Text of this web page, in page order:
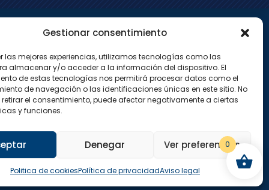
Gestionar consentimiento
las mejores experiencias, utilizamos tecnologías como las
almacenar y/o acceder a la información del dispositivo. El
de estas tecnologías nos permitirá procesar datos como el
de navegación o las identificaciones únicas en este sitio. No
el consentimiento, puede afectar negativamente a ciertas
y funciones.
Denegar Ver preferencias
Politica de cookiesPolítica de privacidadAviso legal
X
-
t
w
i
t
t
r
I
n
s
t
a
g
r
m
0